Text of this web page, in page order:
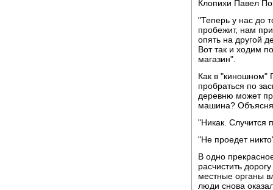
Клопихи Павел
"Теперь у нас до
пробежит, нам
опять на другой
Вот так и ходим
магазин".
Как в "киношном"
пробраться по
деревню может
машина?
"Никак. Случится
"Не проедет
В одно
расчистить
местные органы
люди снова